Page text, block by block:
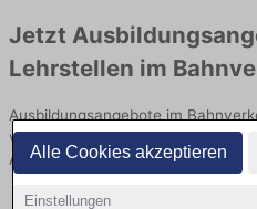
Alle Cookies akzeptieren
Einstellungen
Jetzt
Lehrstellen im
Ausbildungsangebote im
von namhaften Firmen. Entdecken
Arbeitgebern und bewerben Sie